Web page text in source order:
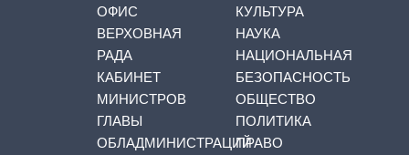
ОФИС
ВЕРХОВНАЯ
РАДА
КАБИНЕТ
МИНИСТРОВ
ГЛАВЫ
ОБЛАДМИНИСТРАЦИЙ
КУЛЬТУРА
НАУКА
НАЦИОНАЛЬНАЯ
БЕЗОПАСНОСТЬ
ОБЩЕСТВО
ПОЛИТИКА
ПРАВО